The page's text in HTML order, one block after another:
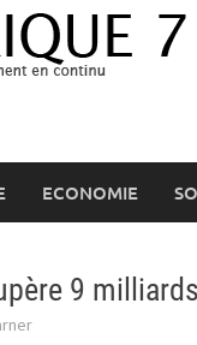
ECONOMIE
9